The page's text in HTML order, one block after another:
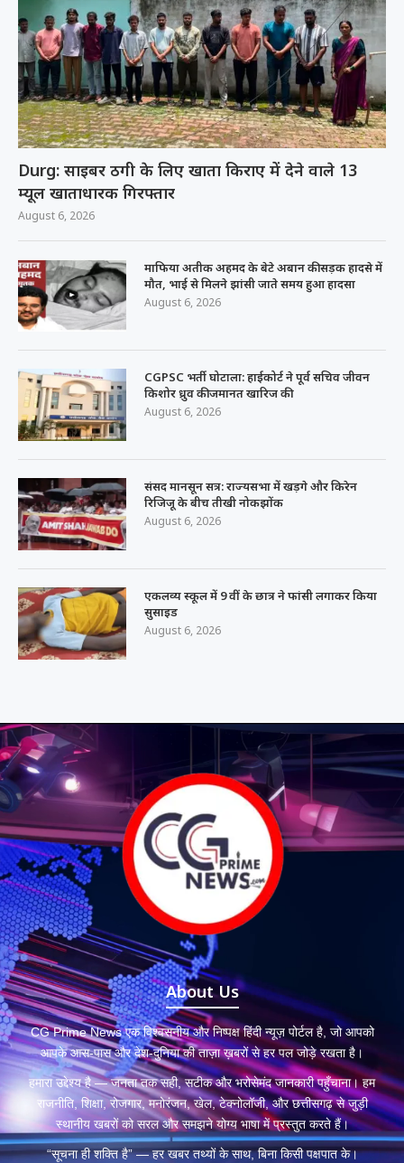
Durg: साइबर ठगी के लिए खाता किराए में देने वाले 13
म्यूल खाताधारक गिरफ्तार
August 6, 2026
माफिया अतीक अहमद के बेटे अबान की सड़क हादसे में
मौत, भाई से मिलने झांसी जाते समय हुआ हादसा
August 6, 2026
CGPSC भर्ती घोटाला: हाईकोर्ट ने पूर्व सचिव जीवन
किशोर ध्रुव की जमानत खारिज की
August 6, 2026
संसद मानसून सत्र: राज्यसभा में खड़गे और किरेन
रिजिजू के बीच तीखी नोकझोंक
August 6, 2026
एकलव्य स्कूल में 9 वीं के छात्र ने फांसी लगाकर किया
सुसाइड
August 6, 2026
About Us
CG Prime News एक विश्वसनीय और निष्पक्ष हिंदी न्यूज़ पोर्टल है, जो आपको
आपके आस-पास और देश-दुनिया की ताज़ा ख़बरों से हर पल जोड़े रखता है।
हमारा उद्देश्य है — जनता तक सही, सटीक और भरोसेमंद जानकारी पहुँचाना। हम
राजनीति, शिक्षा, रोजगार, मनोरंजन, खेल, टेक्नोलॉजी, और छत्तीसगढ़ से जुड़ी
स्थानीय खबरों को सरल और समझने योग्य भाषा में प्रस्तुत करते हैं।
“सूचना ही शक्ति है” — हर खबर तथ्यों के साथ, बिना किसी पक्षपात के।